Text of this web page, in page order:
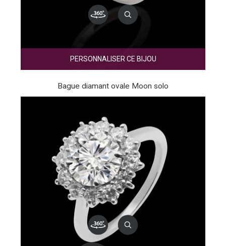
PERSONNALISER CE BIJOU
Bague diamant ovale Moon solo